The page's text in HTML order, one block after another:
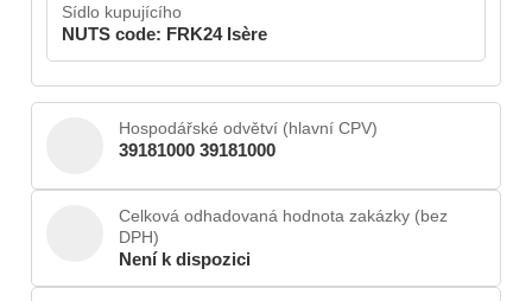
Sídlo kupujícího
NUTS code: FRK24 Isère
Hospodářské odvětví (hlavní CPV)
39181000 39181000
Celková odhadovaná hodnota zakázky (bez
DPH)
Není k dispozici